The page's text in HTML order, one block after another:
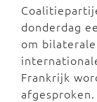
donderdag
om
Frankrijk